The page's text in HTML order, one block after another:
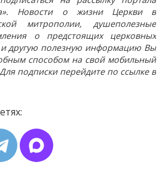
Новости о жизни Церкви в
митрополии, душеполезные
о предстоящих церковных
другую полезную информацию Вы
способом на свой мобильный
подписки перейдите по ссылке в